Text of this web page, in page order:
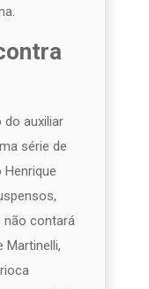
do auxiliar
série de
não contará
Martinelli,